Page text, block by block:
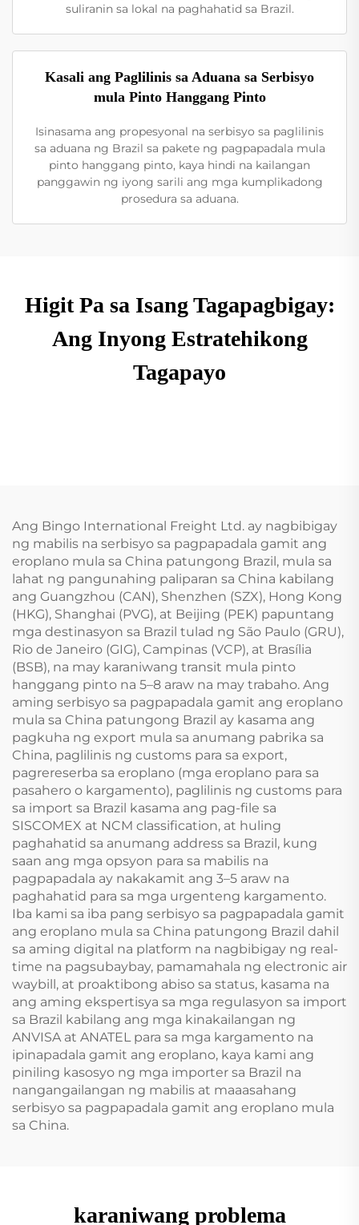
suliranin sa lokal na paghahatid sa Brazil.
Kasali ang Paglilinis sa Aduana sa Serbisyo
mula Pinto Hanggang Pinto
Isinasama ang propesyonal na serbisyo sa paglilinis
sa aduana ng Brazil sa pakete ng pagpapadala mula
pinto hanggang pinto, kaya hindi na kailangan
panggawin ng iyong sarili ang mga kumplikadong
prosedura sa aduana.
Higit Pa sa Isang Tagapagbigay:
Ang Inyong Estratehikong
Tagapayo
Ang Bingo International Freight Ltd. ay nagbibigay
ng mabilis na serbisyo sa pagpapadala gamit ang
eroplano mula sa China patungong Brazil, mula sa
lahat ng pangunahing paliparan sa China kabilang
ang Guangzhou (CAN), Shenzhen (SZX), Hong Kong
(HKG), Shanghai (PVG), at Beijing (PEK) papuntang
mga destinasyon sa Brazil tulad ng São Paulo (GRU),
Rio de Janeiro (GIG), Campinas (VCP), at Brasília
(BSB), na may karaniwang transit mula pinto
hanggang pinto na 5–8 araw na may trabaho. Ang
aming serbisyo sa pagpapadala gamit ang eroplano
mula sa China patungong Brazil ay kasama ang
pagkuha ng export mula sa anumang pabrika sa
China, paglilinis ng customs para sa export,
pagrereserba sa eroplano (mga eroplano para sa
pasahero o kargamento), paglilinis ng customs para
sa import sa Brazil kasama ang pag-file sa
SISCOMEX at NCM classification, at huling
paghahatid sa anumang address sa Brazil, kung
saan ang mga opsyon para sa mabilis na
pagpapadala ay nakakamit ang 3–5 araw na
paghahatid para sa mga urgenteng kargamento.
Iba kami sa iba pang serbisyo sa pagpapadala gamit
ang eroplano mula sa China patungong Brazil dahil
sa aming digital na platform na nagbibigay ng real-
time na pagsubaybay, pamamahala ng electronic air
waybill, at proaktibong abiso sa status, kasama na
ang aming ekspertisya sa mga regulasyon sa import
sa Brazil kabilang ang mga kinakailangan ng
ANVISA at ANATEL para sa mga kargamento na
ipinapadala gamit ang eroplano, kaya kami ang
piniling kasosyo ng mga importer sa Brazil na
nangangailangan ng mabilis at maaasahang
serbisyo sa pagpapadala gamit ang eroplano mula
sa China.
karaniwang problema